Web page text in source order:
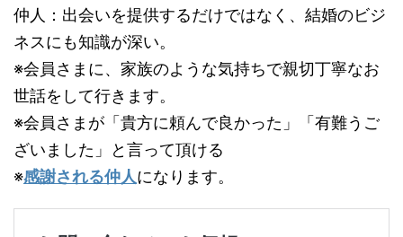
仲人：出会いを提供するだけではなく、結婚のビジ
ネスにも知識が深い。
※会員さまに、家族のような気持ちで親切丁寧なお
世話をして行きます。
※会員さまが「貴方に頼んで良かった」「有難うご
ざいました」と言って頂ける
※感謝される仲人になります。